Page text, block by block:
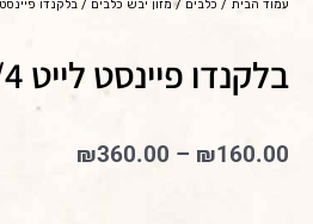
עמוד הבית / כלבים /מזון יבש כלבים / בלקנדו פיינסט לייט
בלקנדו פיינסט לייט 4/ 12.5 ק"ג
₪160.00
–
₪360.00